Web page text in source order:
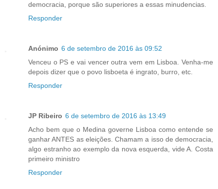
democracia, porque são superiores a essas minudencias.
Responder
Anónimo 6 de setembro de 2016 às 09:52
Venceu o PS e vai vencer outra vem em Lisboa. Venha-me
depois dizer que o povo lisboeta é ingrato, burro, etc.
Responder
JP Ribeiro 6 de setembro de 2016 às 13:49
Acho bem que o Medina governe Lisboa como entende se
ganhar ANTES as eleições. Chamam a isso de democracia,
algo estranho ao exemplo da nova esquerda, vide A. Costa
primeiro ministro
Responder